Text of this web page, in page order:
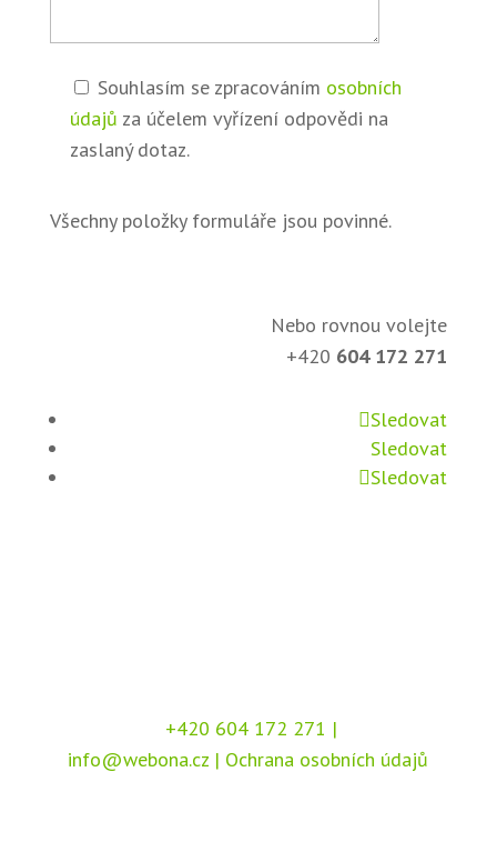
Souhlasím se zpracováním osobních
údajů za účelem vyřízení odpovědi na
zaslaný dotaz.
Všechny položky formuláře jsou povinné.
Nebo rovnou volejte
+420 604 172 271
Sledovat
Sledovat
Sledovat
+420 604 172 271 |
info@webona.cz | Ochrana osobních údajů